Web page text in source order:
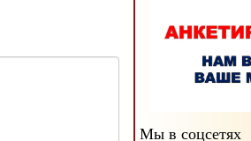
Мы в соцсетях